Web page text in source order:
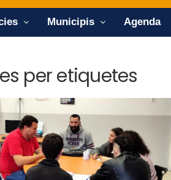
Municipis Agenda
per etiquetes